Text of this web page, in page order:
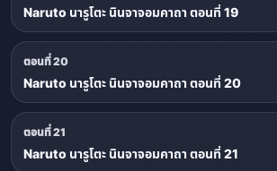
Naruto นารูโตะ นินจาจอมคาถา ตอนที่ 19
ตอนที่ 20
Naruto นารูโตะ นินจาจอมคาถา ตอนที่ 20
ตอนที่ 21
Naruto นารูโตะ นินจาจอมคาถา ตอนที่ 21